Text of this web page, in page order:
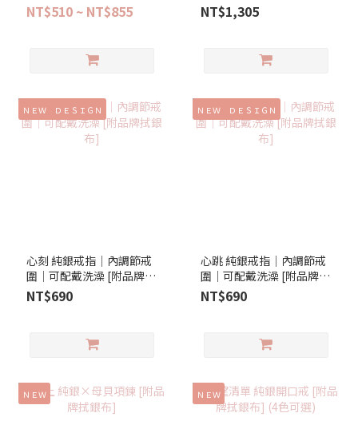
NT$510 ~ NT$855 NT$1,305
ＮＥＷ ＤＥＳＩＧＮ
心刻 純銀戒指│內調節戒
圍│可配戴洗澡 [附品牌拭
銀布]
NT$690
ＮＥＷ ＤＥＳＩＧＮ
心跳 純銀戒指│內調節戒
圍│可配戴洗澡 [附品牌拭
銀布]
NT$690
ＮＥＷ ＮＥＷ